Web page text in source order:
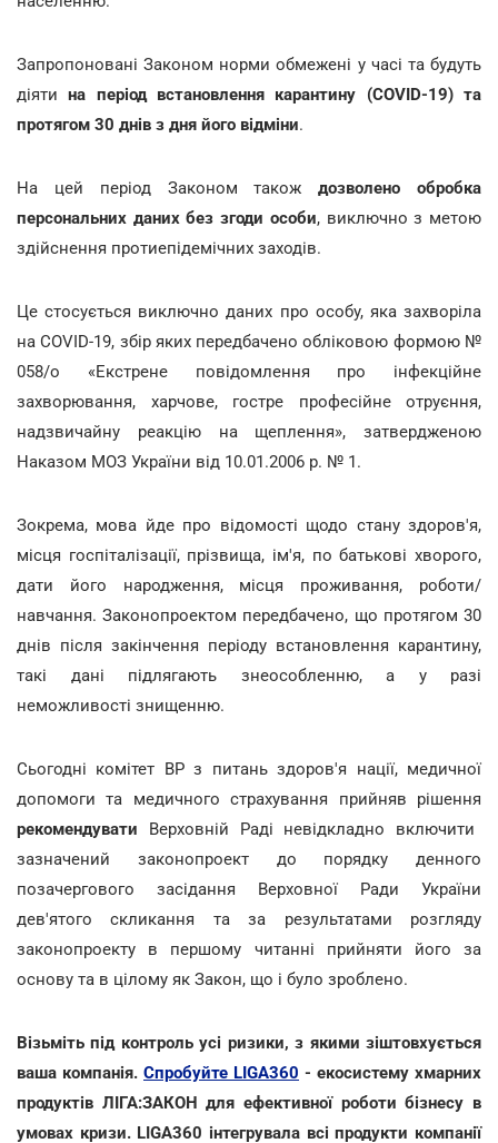
Запропоновані Законом норми обмежені у часі та будуть
діятина період встановлення карантину (COVID-19) та
протягом 30 днів з дня його відміни.
На цей період Законом такождозволено обробка
персональних даних без згоди особи, виключно з метою
здійснення протиепідемічних заходів.
Це стосується виключно даних про особу, яка захворіла
на COVID-19, збір яких передбачено обліковою формою №
058/о «Екстрене повідомлення про інфекційне
захворювання, харчове, гостре професійне отруєння,
надзвичайну реакцію на щеплення», затвердженою
Наказом МОЗ України від 10.01.2006 р. № 1.
Зокрема, мова йде про відомості щодо стану здоров'я,
місця госпіталізації, прізвища, ім'я, по батькові хворого,
дати його народження, місця проживання, роботи/
навчання. Законопроектом передбачено, що протягом 30
днів після закінчення періоду встановлення карантину,
такі дані підлягають знеособленню, а у разі
неможливості знищенню.
Сьогодні комітет ВР з питань здоров'я нації, медичної
допомоги та медичного страхування прийняв рішення
рекомендувати Верховній Раді невідкладно включити
зазначений законопроект до порядку денного
позачергового засідання Верховної Ради України
дев'ятого скликання та за результатами розгляду
законопроекту в першому читанні прийняти його за
основу та в цілому як Закон, що і було зроблено.
Візьміть під контроль усі ризики, з якими зіштовхується
ваша компанія. Спробуйте LIGA360 - екосистему хмарних
продуктів ЛІГА:ЗАКОН для ефективної роботи бізнесу в
умовах кризи. LIGA360 інтегрувала всі продукти компанії